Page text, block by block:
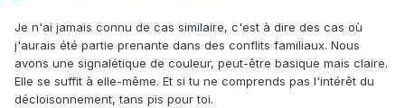
Je n'ai jamais connu de cas similaire, c'est à dire des cas où
j'aurais été partie prenante dans des conflits familiaux. Nous
avons une signalétique de couleur, peut-être basique mais claire.
Elle se suffit à elle-même. Et si tu ne comprends pas l'intérêt du
décloisonnement, tans pis pour toi.